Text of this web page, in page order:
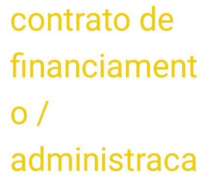
contrato de
financiament
o /
administraca